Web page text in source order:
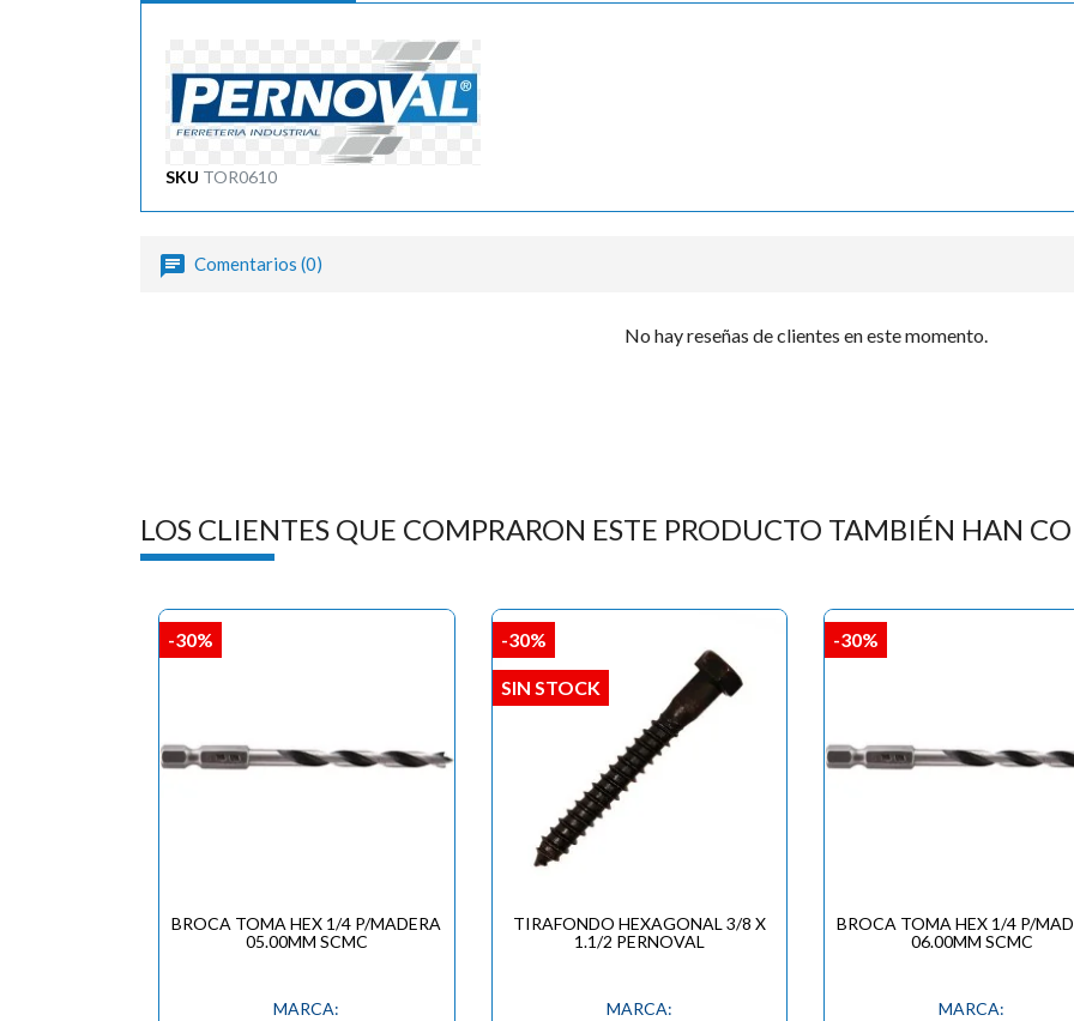
SKU TOR0610
Comentarios (0)
No hay reseñas de clientes en este momento.
LOS CLIENTES QUE COMPRARON ESTE PRODUCTO TAMBIÉN HAN
BROCA TOMA HEX 1/4 P/MADERA
05.00MM SCMC
MARCA:
-30%
TIRAFONDO HEXAGONAL 3/8 X
1.1/2 PERNOVAL
MARCA:
-30%
SIN STOCK
BROCA TOMA HEX 1/4 P/
06.00MM SCMC
MARCA:
-30%